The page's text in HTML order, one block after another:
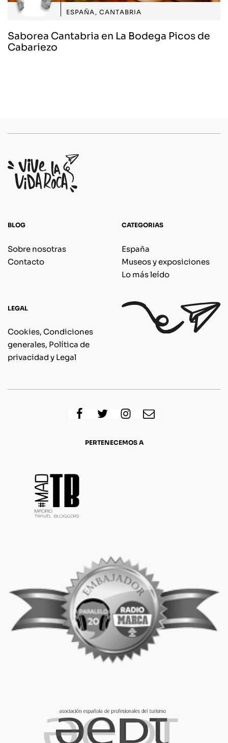
ESPAÑA , CANTABRIA
Saborea Cantabria en La Bodega Picos de
Cabariezo
BLOG
Sobre nosotras
Contacto
CATEGORIAS
España
Museos y exposiciones
Lo más leído
LEGAL
Cookies, Condiciones
generales, Política de
privacidad y Legal
PERTENECEMOS A